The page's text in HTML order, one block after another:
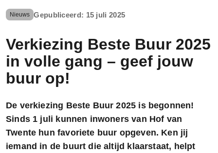
Nieuws Gepubliceerd: 15 juli 2025
Verkiezing Beste Buur 2025
in volle gang – geef jouw
buur op!
De verkiezing Beste Buur 2025 is begonnen!
Sinds 1 juli kunnen inwoners van Hof van
Twente hun favoriete buur opgeven. Ken jij
iemand in de buurt die altijd klaarstaat, helpt